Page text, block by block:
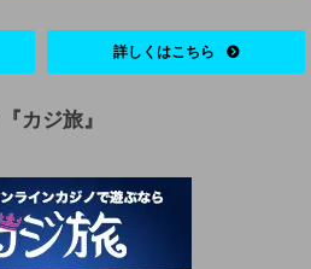
詳しくはこちら
カジ旅』